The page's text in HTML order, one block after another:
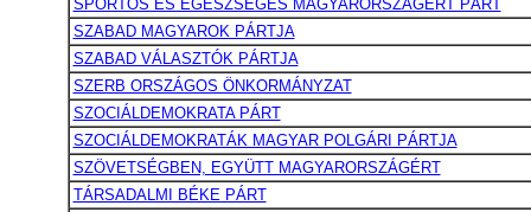
SPORTOS ÉS EGÉSZSÉGES MAGYARORSZÁGÉRT PÁRT
SZABAD MAGYAROK PÁRTJA
SZABAD VÁLASZTÓK PÁRTJA
SZERB ORSZÁGOS ÖNKORMÁNYZAT
SZOCIÁLDEMOKRATA PÁRT
SZOCIÁLDEMOKRATÁK MAGYAR POLGÁRI PÁRTJA
SZÖVETSÉGBEN, EGYÜTT MAGYARORSZÁGÉRT
TÁRSADALMI BÉKE PÁRT